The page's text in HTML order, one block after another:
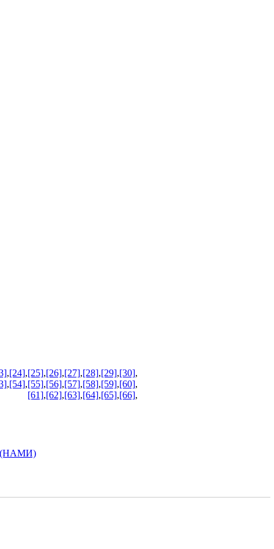
,[24],[25],[26],[27],[28],[29],[30],
,[54],[55],[56],[57],[58],[59],[60],
[61],[62],[63],[64],[65],[66],
(НАМИ)